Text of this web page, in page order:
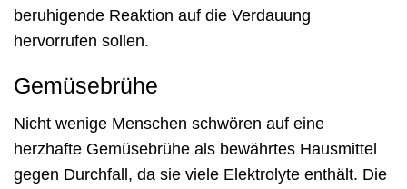
beruhigende Reaktion auf die Verdauung
hervorrufen sollen.
Gemüsebrühe
Nicht wenige Menschen schwören auf eine
herzhafte Gemüsebrühe als bewährtes Hausmittel
gegen Durchfall, da sie viele Elektrolyte enthält. Die